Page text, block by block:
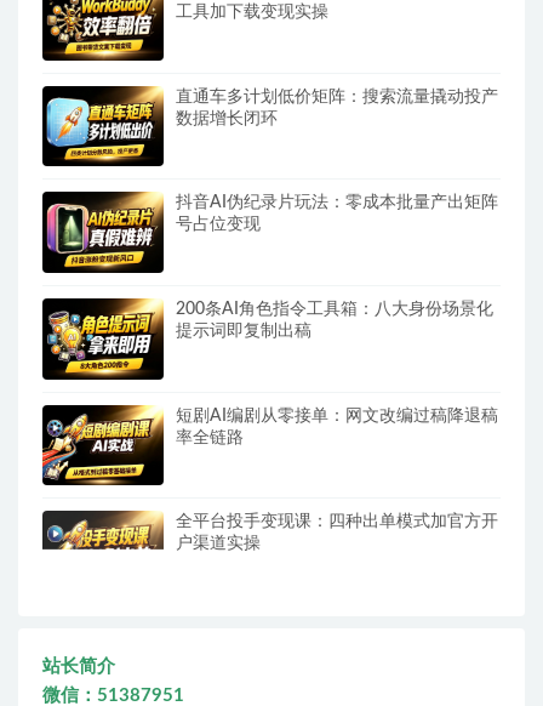
工具加下载变现实操
直通车多计划低价矩阵：搜索流量撬动投产
数据增长闭环
抖音AI伪纪录片玩法：零成本批量产出矩阵
号占位变现
200条AI角色指令工具箱：八大身份场景化
提示词即复制出稿
短剧AI编剧从零接单：网文改编过稿降退稿
率全链路
全平台投手变现课：四种出单模式加官方开
户渠道实操
站长简介
微信：51387951